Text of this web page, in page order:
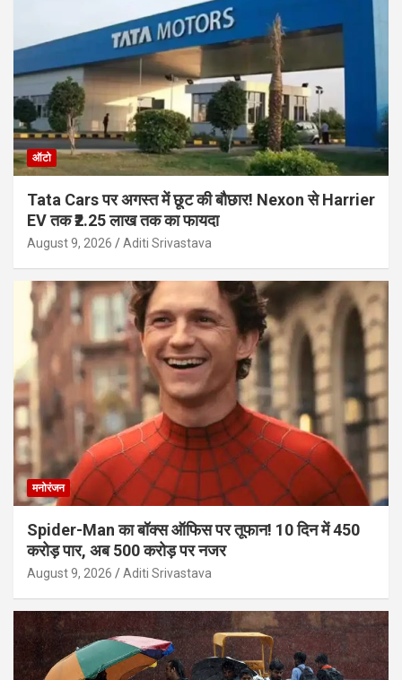
ऑटो
Tata Cars पर अगस्त में छूट की बौछार! Nexon से Harrier
EV तक ₹2.25 लाख तक का फायदा
August 9, 2026 Aditi Srivastava
मनोरंजन
Spider-Man का बॉक्स ऑफिस पर तूफान! 10 दिन में 450
करोड़ पार, अब 500 करोड़ पर नजर
August 9, 2026 Aditi Srivastava